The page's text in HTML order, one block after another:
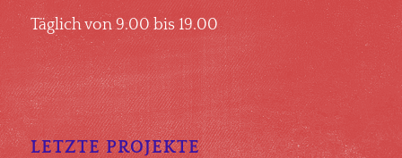
Täglich von 9.00 bis 19.00
LETZTE PROJEKTE